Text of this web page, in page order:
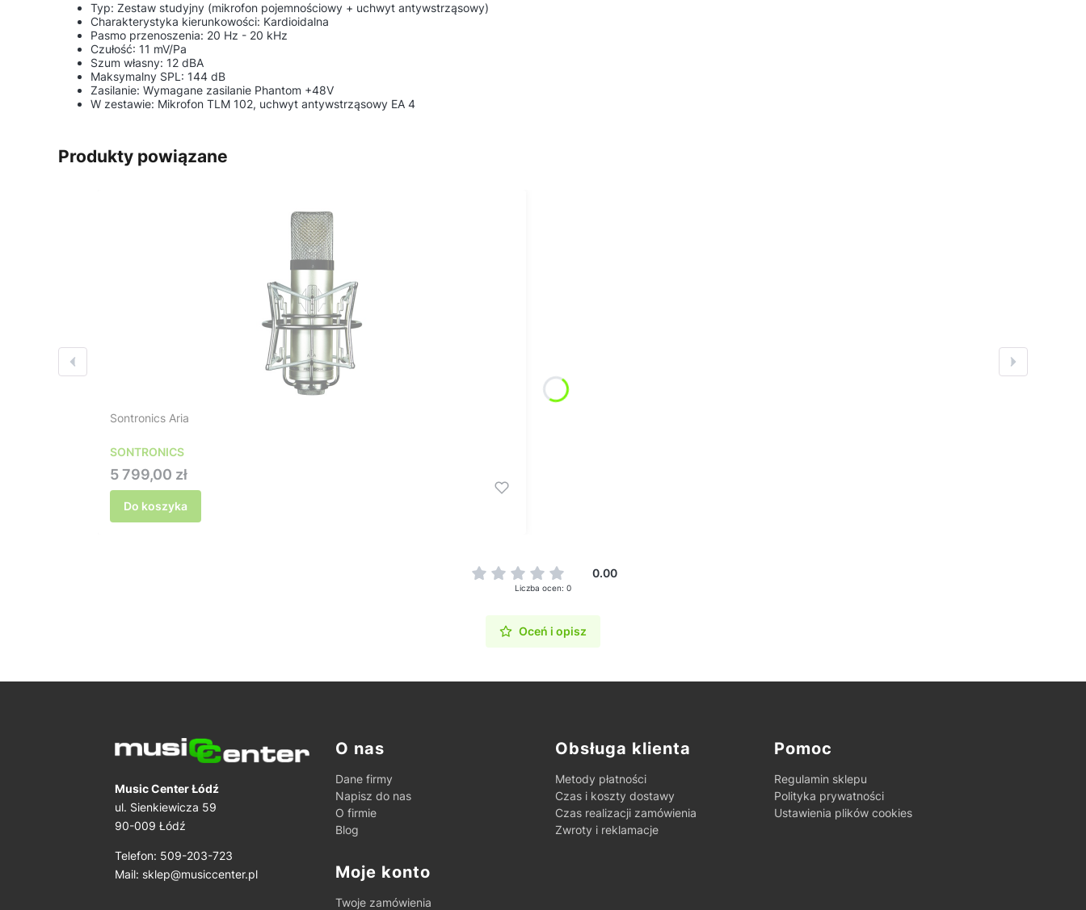
Typ: Zestaw studyjny (mikrofon pojemnościowy + uchwyt antywstrząsowy)
Charakterystyka kierunkowości: Kardioidalna
Pasmo przenoszenia: 20 Hz - 20 kHz
Czułość: 11 mV/Pa
Szum własny: 12 dBA
Maksymalny SPL: 144 dB
Zasilanie: Wymagane zasilanie Phantom +48V
W zestawie: Mikrofon TLM 102, uchwyt antywstrząsowy EA 4
Produkty powiązane
Sontronics Aria
SONTRONICS
Cena
5 799,00 zł
Do koszyka
0.00
Liczba ocen: 0
Oceń i opisz
Music Center Łódź
ul. Sienkiewicza 59
90-009 Łódź
Telefon: 509-203-723
Mail: sklep@musiccenter.pl
Linki w stopce
O nas
Dane firmy
Napisz do nas
O firmie
Blog
Obsługa klienta
Metody płatności
Czas i koszty dostawy
Czas realizacji zamówienia
Zwroty i reklamacje
Pomoc
Regulamin sklepu
Polityka prywatności
Ustawienia plików cookies
Moje konto
Twoje zamówienia